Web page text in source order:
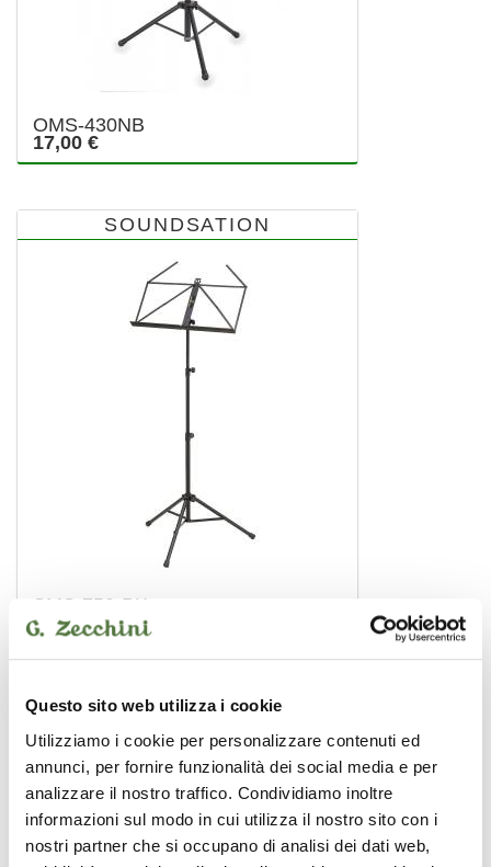
Questo sito web utilizza i cookie
Utilizziamo i cookie per personalizzare contenuti ed
annunci, per fornire funzionalità dei social media e per
analizzare il nostro traffico. Condividiamo inoltre
informazioni sul modo in cui utilizza il nostro sito con i
nostri partner che si occupano di analisi dei dati web,
OMS-430NB
17,00 €
SOUNDSATION
SMS-750-BK
19,00 €
SOUNDSATION